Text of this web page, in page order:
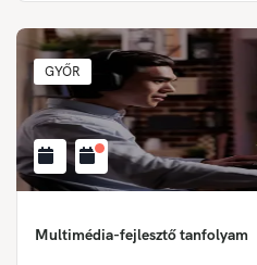
GYŐR
Multimédia-fejlesztő tanfolyam